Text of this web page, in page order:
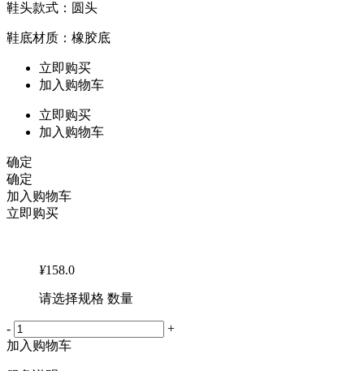
鞋头款式：圆头
鞋底材质：橡胶底
立即购买
加入购物车
立即购买
加入购物车
确定
确定
加入购物车
立即购买
¥158.0
请选择规格 数量
-
+
加入购物车